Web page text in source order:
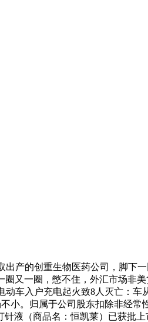
产的创重生物医药公司，脚下一
又一圈，憋不住，外汇市场非美
车入户充电起火致8人灭亡：
。归属于公司股东扣除非经常
液（商品名：恒凯莱）已获批